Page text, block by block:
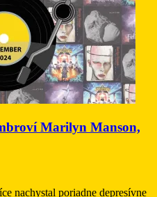
Marilyn Manson,
nachystal poriadne depresívne